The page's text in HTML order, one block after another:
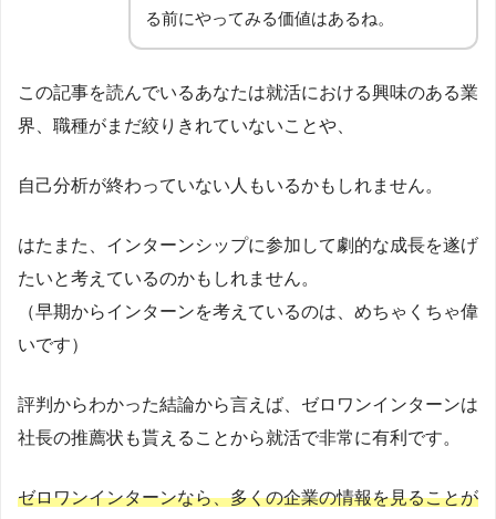
る前にやってみる価値はあるね。
この記事を読んでいるあなたは就活における興味のある業
界、職種がまだ絞りきれていないことや、
自己分析が終わっていない人もいるかもしれません。
はたまた、インターンシップに参加して劇的な成長を遂げ
たいと考えているのかもしれません。
（早期からインターンを考えているのは、めちゃくちゃ偉
いです）
評判からわかった結論から言えば、ゼロワンインターンは
社長の推薦状も貰えることから就活で非常に有利です。
ゼロワンインターンなら、多くの企業の情報を見ることが